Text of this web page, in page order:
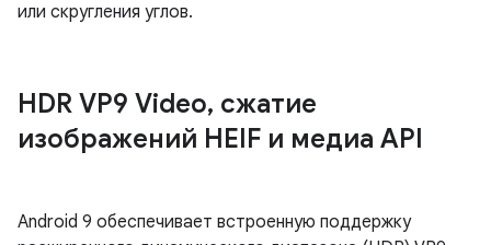
или скругления углов.
HDR VP9 Video, сжатие
изображений HEIF и медиа API
Android 9 обеспечивает встроенную поддержку